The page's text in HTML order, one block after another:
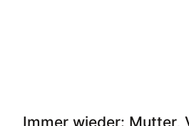
Immer wieder: Mutter,